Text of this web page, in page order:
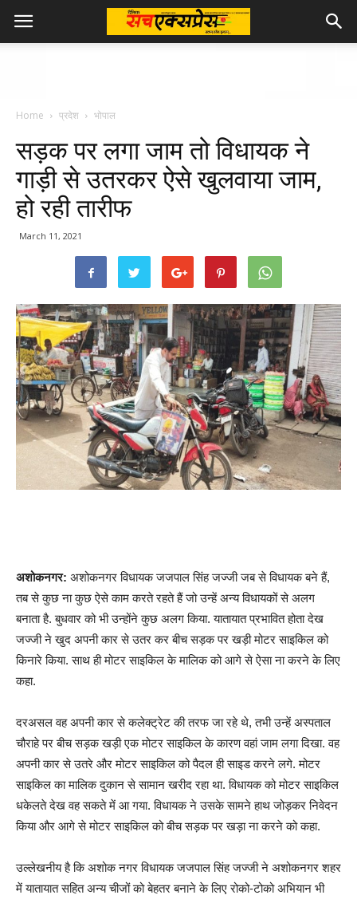
Home प्रदेश भोपाल
सड़क पर लगा जाम तो विधायक ने
गाड़ी से उतरकर ऐसे खुलवाया जाम,
हो रही तारीफ
March 11, 2021
अशोकनगर: अशोकनगर विधायक जजपाल सिंह जज्जी जब से विधायक बने हैं,
तब से कुछ ना कुछ ऐसे काम करते रहते हैं जो उन्हें अन्य विधायकों से अलग
बनाता है. बुधवार को भी उन्होंने कुछ अलग किया. यातायात प्रभावित होता देख
जज्जी ने खुद अपनी कार से उतर कर बीच सड़क पर खड़ी मोटर साइकिल को
किनारे किया. साथ ही मोटर साइकिल के मालिक को आगे से ऐसा ना करने के लिए
कहा.
दरअसल वह अपनी कार से कलेक्ट्रेट की तरफ जा रहे थे, तभी उन्हें अस्पताल
चौराहे पर बीच सड़क खड़ी एक मोटर साइकिल के कारण वहां जाम लगा दिखा. वह
अपनी कार से उतरे और मोटर साइकिल को पैदल ही साइड करने लगे. मोटर
साइकिल का मालिक दुकान से सामान खरीद रहा था. विधायक को मोटर साइकिल
धकेलते देख वह सकते में आ गया. विधायक ने उसके सामने हाथ जोड़कर निवेदन
किया और आगे से मोटर साइकिल को बीच सड़क पर खड़ा ना करने को कहा.
उल्लेखनीय है कि अशोक नगर विधायक जजपाल सिंह जज्जी ने अशोकनगर शहर
में यातायात सहित अन्य चीजों को बेहतर बनाने के लिए रोको-टोको अभियान भी